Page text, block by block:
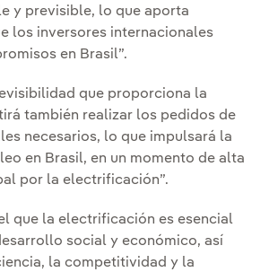
y previsible, lo que aporta
los inversores internacionales
en Brasil”.
que proporciona la
también realizar los pedidos de
necesarios, lo que impulsará la
en Brasil, en un momento de alta
por la electrificación”.
que la electrificación es esencial
social y económico, así
la competitividad y la